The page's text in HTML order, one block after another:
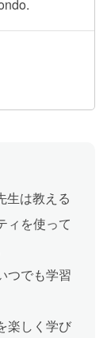
生は教える
ィを使って
つでも学習
楽しく学び